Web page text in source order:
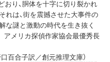
おり、胴体を十字に切り裂かれ
れは、街を震撼させた大事件の
謎と激動の時代を生き抜く
アメリカ探偵作家協会最優秀長
百合子訳／創元推理文庫）